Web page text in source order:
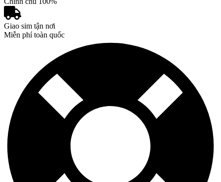
Giao sim tận nơi
Miễn phí toàn quốc